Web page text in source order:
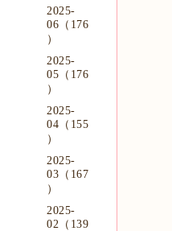
2025-
06（176
）
2025-
05（176
）
2025-
04（155
）
2025-
03（167
）
2025-
02（139